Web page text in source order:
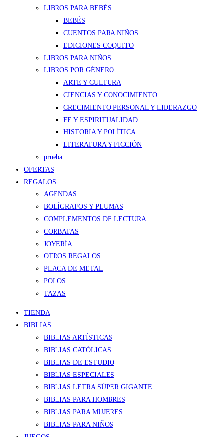
LIBROS PARA BEBÉS
BEBÉS
CUENTOS PARA NIÑOS
EDICIONES COQUITO
LIBROS PARA NIÑOS
LIBROS POR GÉNERO
ARTE Y CULTURA
CIENCIAS Y CONOCIMIENTO
CRECIMIENTO PERSONAL Y LIDERAZGO
FE Y ESPIRITUALIDAD
HISTORIA Y POLÍTICA
LITERATURA Y FICCIÓN
prueba
OFERTAS
REGALOS
AGENDAS
BOLÍGRAFOS Y PLUMAS
COMPLEMENTOS DE LECTURA
CORBATAS
JOYERÍA
OTROS REGALOS
PLACA DE METAL
POLOS
TAZAS
TIENDA
BIBLIAS
BIBLIAS ARTÍSTICAS
BIBLIAS CATÓLICAS
BIBLIAS DE ESTUDIO
BIBLIAS ESPECIALES
BIBLIAS LETRA SÚPER GIGANTE
BIBLIAS PARA HOMBRES
BIBLIAS PARA MUJERES
BIBLIAS PARA NIÑOS